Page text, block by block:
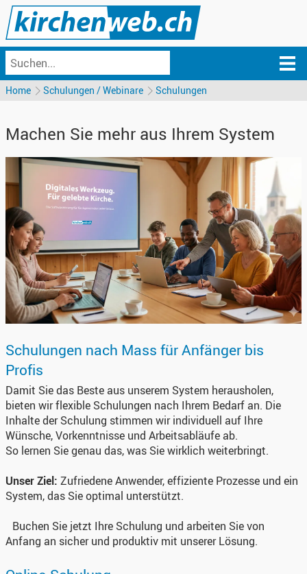
Home Schulungen / Webinare Schulungen
Machen Sie mehr aus Ihrem System
Schulungen nach Mass für Anfänger bis
Profis
Damit Sie das Beste aus unserem System herausholen,
bieten wir flexible Schulungen nach Ihrem Bedarf an. Die
Inhalte der Schulung stimmen wir individuell auf Ihre
Wünsche, Vorkenntnisse und Arbeitsabläufe ab.
So lernen Sie genau das, was Sie wirklich weiterbringt.
Unser Ziel: Zufriedene Anwender, effiziente Prozesse und ein
System, das Sie optimal unterstützt.
Buchen Sie jetzt Ihre Schulung und arbeiten Sie von
Anfang an sicher und produktiv mit unserer Lösung.